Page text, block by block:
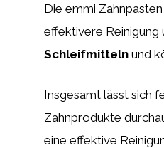
Die emmi
effektivere Reinigung
Schleifmitteln und
Insgesamt lässt sich
Zahnprodukte
eine effektive